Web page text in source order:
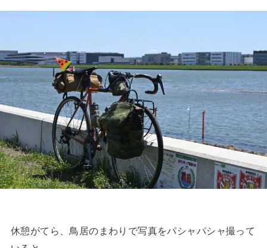
休憩がてら、鳥居のまわりで写真をパシャパシャ撮って